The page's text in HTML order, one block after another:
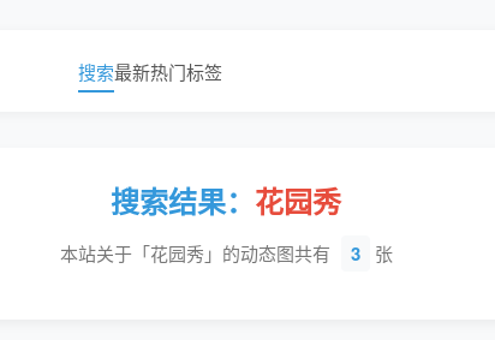
搜索最新热门标签
搜索结果： 花园秀
本站关于「花园秀」的动态图共有 3 张